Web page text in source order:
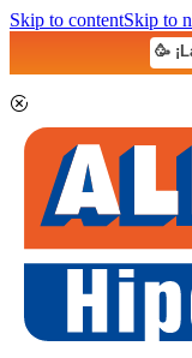
Skip to contentSkip to
🥳